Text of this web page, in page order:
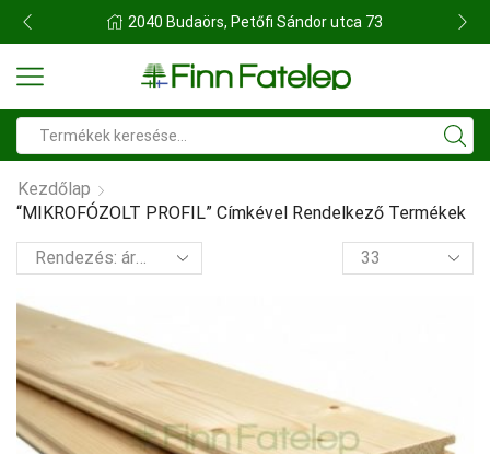
FINN FATELEP BUDAÖRS
input
Kezdőlap
“MIKROFÓZOLT PROFIL” Címkével Rendelkező Termékek
termék
per